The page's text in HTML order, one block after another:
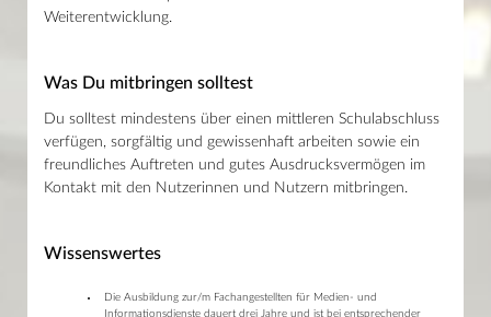
Weiterentwicklung.
Was Du mitbringen solltest
Du solltest mindestens über einen mittleren Schulabschluss
verfügen, sorgfältig und gewissenhaft arbeiten sowie ein
freundliches Auftreten und gutes Ausdrucksvermögen im
Kontakt mit den Nutzerinnen und Nutzern mitbringen.
Wissenswertes
Die Ausbildung zur/m Fachangestellten für Medien- und
Informationsdienste dauert drei Jahre und ist bei entsprechender